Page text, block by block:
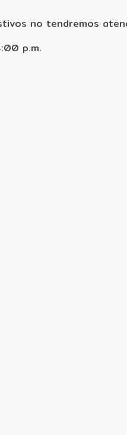
no tendremos
p.m.